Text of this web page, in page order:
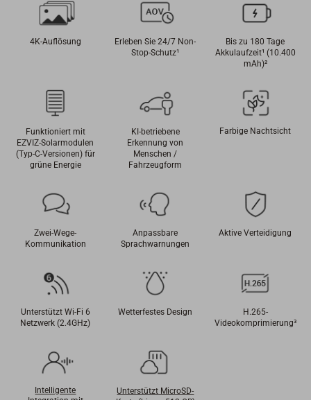
4K-Auflösung
Erleben Sie 24/7 Non-
Stop-Schutz¹
Bis zu 180 Tage
Akkulaufzeit¹ (10.400
mAh)²
Funktioniert mit
EZVIZ-Solarmodulen
(Typ-C-Versionen) für
grüne Energie
KI-betriebene
Erkennung von
Menschen /
Fahrzeugform
Farbige Nachtsicht
Zwei-Wege-
Kommunikation
Anpassbare
Sprachwarnungen
Aktive Verteidigung
Unterstützt Wi-Fi 6
Netzwerk (2.4GHz)
Wetterfestes Design
H.265-
Videokomprimierung³
Intelligente
Unterstützt MicroSD-